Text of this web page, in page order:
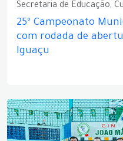
Secretaria de Educação,
25º Campeonato
com rodada de
Iguaçu